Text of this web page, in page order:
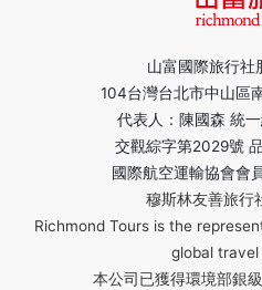
山富國際旅行社
104台灣台北市中山區
代表人：陳國森 統
交觀綜字第2029號
國際航空運輸協會會
穆斯林友善旅行
Richmond Tours is the
global
本公司已獲得環境部銀